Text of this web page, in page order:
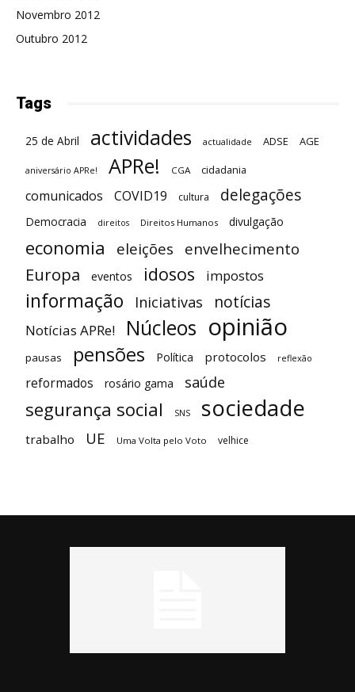
Novembro 2012
Outubro 2012
Tags
25 de Abril actividades actualidade ADSE AGE
aniversário APRe! APRe! CGA cidadania
comunicados COVID19 cultura delegações
Democracia direitos Direitos Humanos divulgação
economia eleições envelhecimento
Europa eventos idosos impostos
informação Iniciativas notícias
Notícias APRe! Núcleos opinião
pausas pensões Política protocolos reflexão
reformados rosário gama saúde
segurança social SNS sociedade
trabalho UE Uma Volta pelo Voto velhice